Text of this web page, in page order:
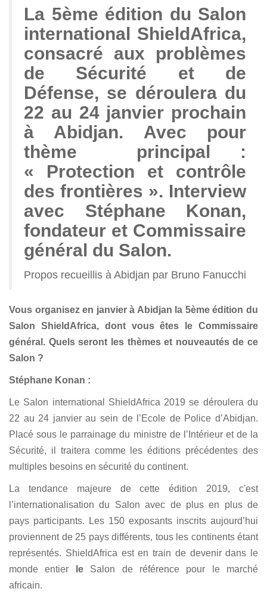
La 5ème édition du Salon
international ShieldAfrica,
consacré aux problèmes
de Sécurité et de
Défense, se déroulera du
22 au 24 janvier prochain
à Abidjan. Avec pour
thème principal :
« Protection et contrôle
des frontières ». Interview
avec Stéphane Konan,
fondateur et Commissaire
général du Salon.
Propos recueillis à Abidjan par Bruno Fanucchi
Vous organisez en janvier à Abidjan la 5ème édition du
Salon ShieldAfrica, dont vous êtes le Commissaire
général. Quels seront les thèmes et nouveautés de ce
Salon ?
Stéphane Konan :
Le Salon international ShieldAfrica 2019 se déroulera du
22 au 24 janvier au sein de l’Ecole de Police d’Abidjan.
Placé sous le parrainage du ministre de l’Intérieur et de la
Sécurité, il traitera comme les éditions précédentes des
multiples besoins en sécurité du continent.
La tendance majeure de cette édition 2019, c'est
l’internationalisation du Salon avec de plus en plus de
pays participants. Les 150 exposants inscrits aujourd’hui
proviennent de 25 pays différents, tous les continents étant
représentés. ShieldAfrica est en train de devenir dans le
monde entier
leSalon de référence pour le marché
africain.